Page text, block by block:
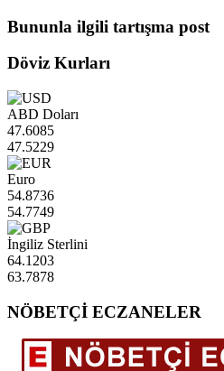
Bununla ilgili tartışma post
Döviz Kurları
ABD Doları
47.6085
47.5229
Euro
54.8736
54.7749
İngiliz Sterlini
64.1203
63.7878
NÖBETÇİ ECZANELER